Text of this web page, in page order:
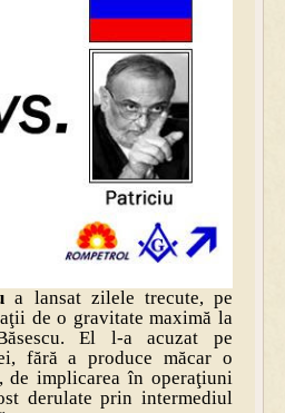
a lansat zilele trecute, pe
de o gravitate maximă la
El l-a acuzat pe
fără a produce măcar o
de implicarea în operaţiuni
derulate prin intermediul